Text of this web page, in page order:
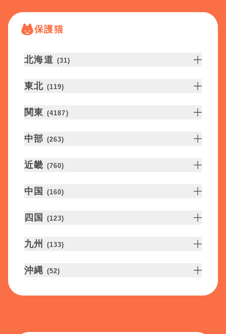
保護猫
北海道 (31)
東北 (119)
関東 (4187)
中部 (263)
近畿 (760)
中国 (160)
四国 (123)
九州 (133)
沖縄 (52)